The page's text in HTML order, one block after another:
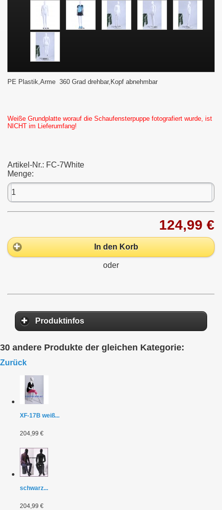
PE Plastik,Arme 360 Grad drehbar,Kopf abnehmbar
Weiße Grundplatte worauf die Schaufensterpuppe fotografiert wurde, ist
NICHT im Lieferumfang!
Artikel-Nr.: FC-7White
Menge:
124,99 €
In den Korb
oder
Produktinfos
30 andere Produkte der gleichen Kategorie:
Zurück
XF-17B weiß...
204,99 €
schwarz...
204,99 €